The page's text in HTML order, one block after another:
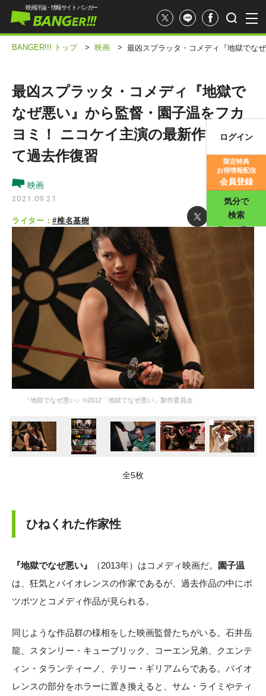
映画評論・情報サイト バンガー
ログイン
限定特典
お得情報配信
会員登録
気分で
検索
BANGER!!! トップ > 映画 > 最凶スプラッタ・コメディ『地獄でな
最凶スプラッタ・コメディ『地獄で
なぜ悪い』から監督・園子温をフカ
ヨミ！ ニコケイ主演の最新作に向け
て過去作復習
映画
2021.09.21
ライター：#椎名基樹
『地獄でなぜ悪い』©2012「地獄でなぜ悪い」製作委員会
全5枚
ひねくれた作家性
『地獄でなぜ悪い』 （2013年）はコメディ映画だ。
園子温
は、狂気とバイオレンスの作家であるが、過去作品の中にポ
ツポツとコメディ作品が見られる。
同じような作品群の様相をした映画監督たちがいる。石井岳
龍、スタンリー・キューブリック、コーエン兄弟、クエンテ
ィン・タランティーノ、テリー・ギリアムらである。バイオ
レンスの部分をホラーに置き換えると、サム・ライミやティ